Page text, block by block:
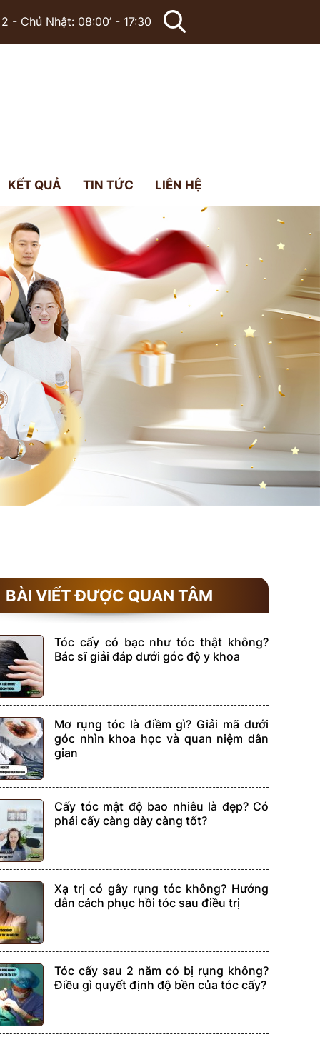
- Chủ Nhật: 08:00’ - 17:30
KẾT QUẢ TIN TỨC LIÊN HỆ
BÀI VIẾT ĐƯỢC QUAN TÂM
Tóc cấy có bạc như tóc thật không?
Bác sĩ giải đáp dưới góc độ y khoa
Mơ rụng tóc là điềm gì? Giải mã dưới
góc nhìn khoa học và quan niệm dân
gian
Cấy tóc mật độ bao nhiêu là đẹp? Có
phải cấy càng dày càng tốt?
Xạ trị có gây rụng tóc không? Hướng
dẫn cách phục hồi tóc sau điều trị
Tóc cấy sau 2 năm có bị rụng không?
Điều gì quyết định độ bền của tóc cấy?